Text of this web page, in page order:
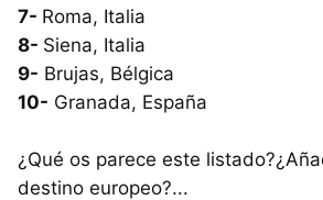
7- Roma, Italia
8- Siena, Italia
9- Brujas, Bélgica
10- Granada, España
¿Qué os parece este
destino europeo?...